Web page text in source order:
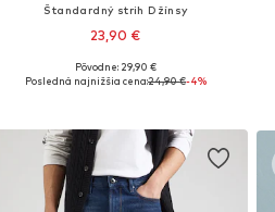
Štandardný strih Džínsy
23,90 €
Dostupné v mnohých veľkostiach
Pôvodne: 29,90 €
Posledná najnižšia cena:24,90 €-4%